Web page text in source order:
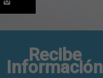
Recibe
Información